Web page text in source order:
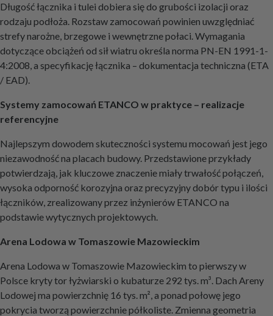
Długość łącznika i tulei dobiera się do grubości izolacji oraz
rodzaju podłoża. Rozstaw zamocowań powinien uwzględniać
strefy narożne, brzegowe i wewnętrzne połaci. Wymagania
dotyczące obciążeń od sił wiatru określa norma PN-EN 1991-1-
4:2008, a specyfikację łącznika – dokumentacja techniczna (ETA
/ EAD).
Systemy zamocowań ETANCO w praktyce – realizacje
referencyjne
Najlepszym dowodem skuteczności systemu mocowań jest jego
niezawodność na placach budowy. Przedstawione przykłady
potwierdzają, jak kluczowe znaczenie miały trwałość połączeń,
wysoka odporność korozyjna oraz precyzyjny dobór typu i ilości
łączników, zrealizowany przez inżynierów ETANCO na
podstawie wytycznych projektowych.
Arena Lodowa w Tomaszowie Mazowieckim
Arena Lodowa w Tomaszowie Mazowieckim to pierwszy w
Polsce kryty tor łyżwiarski o kubaturze 292 tys. m³. Dach Areny
Lodowej ma powierzchnię 16 tys. m², a ponad połowę jego
pokrycia tworzą powierzchnie półkoliste. Zmienna geometria